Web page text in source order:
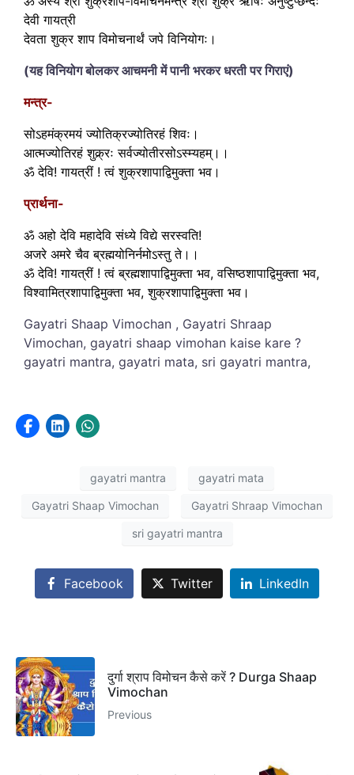
देवी गायत्री
देवता शुक्र शाप विमोचनार्थं जपे विनियोगः।
(यह विनियोग बोलकर आचमनी में पानी भरकर धरती पर गिराएं)
मन्त्र-
सोऽहमंक्रमयं ज्योतिक्रज्योतिरहं शिवः।
आत्मज्योतिरहं शुक्र्रः सर्वज्योतीरसोऽस्म्यहम्।।
ॐ देवि! गायत्रीं ! त्वं शुक्रशापाद्विमुक्ता भव।
प्रार्थना-
ॐ अहो देवि महादेवि संध्ये विद्ये सरस्वति!
अजरे अमरे चैव ब्रह्मयोनिर्नमोऽस्तु ते।।
ॐ देवि! गायत्रीं ! त्वं ब्रह्मशापाद्विमुक्ता भव, वसिष्ठशापाद्विमुक्ता भव,
विश्वामित्रशापाद्विमुक्ता भव, शुक्रशापाद्विमुक्ता भव।
Gayatri Shaap Vimochan , Gayatri Shraap
Vimochan, gayatri shaap vimohan kaise kare ?
gayatri mantra, gayatri mata, sri gayatri mantra,
gayatri mantra gayatri mata
Gayatri Shaap Vimochan Gayatri Shraap Vimochan
sri gayatri mantra
Facebook Twitter LinkedIn
दुर्गा श्राप विमोचन कैसे करें ? Durga Shaap
Vimochan
Previous